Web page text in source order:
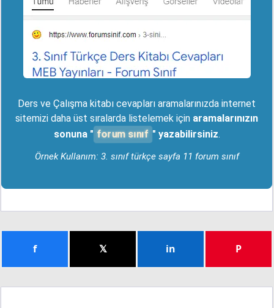
Ders ve Çalışma kitabı cevapları aramalarınızda internet
sitemizi daha üst sıralarda listelemek için aramalarınızın
sonuna " forum sınıf " yazabilirsiniz.
Örnek Kullanım: 3. sınıf türkçe sayfa 11 forum sınıf
f 𝕏 in P